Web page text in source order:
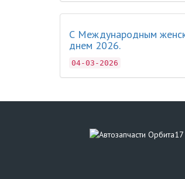
С Международным
днем 2026.
04-03-2026